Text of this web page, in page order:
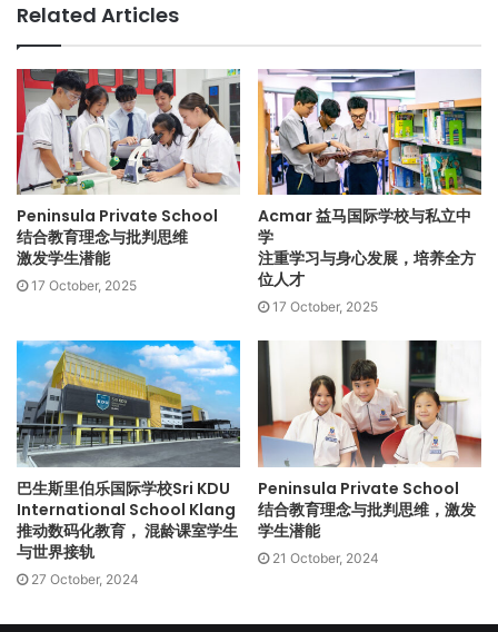
（LTTC）TESOL文凭的她，职业生涯始于教授雅思和商务英
语，后扩展到密集英语课程 （IEP）、学术英语和特定用途英语
（ESP）等领域。如今她把深厚的教学经验延伸到
Kensington，推动学生在剑桥英语 (IGCSE) 考试中考获佳绩。
教育理念——冲向卓越
Kensington采纳备受世界推崇的剑桥国际课程，并以理论结合
实操的创新教育，去培育学生，让学生有强大的适应性，善于
解决问题，也是未来的领导者。
为促进沉浸式学习体验、满足学生多样化的兴趣与需求，
Kensington 设有各类教学设施，包括：
1. 科学实验室：备有尖端设备，让学生倍感自己如“进行实验的
科学家”。
2. 宽敞礼堂和充满活力的艺术室：这里是学生探索、创造和创
新的空间。
3. 音乐馆：音乐馆与舞台，可让学生尽情展示才华、挥洒音乐
热情。
4. 现代化电脑实验室：实验室有着无缝集成技术，可增强学习
Related Articles
Peninsula Private School
结合教育理念与批判思维
激发学生潜能
17 October, 2025
Acmar 益马国际学校与私立中
学
注重学习与身心发展，培养全方
位人才
17 October, 2025
巴生斯里伯乐国际学校Sri KDU
International School Klang
推动数码化教育， 混龄课室学生
与世界接轨
27 October, 2024
Peninsula Private School
结合教育理念与批判思维，激发
学生潜能
21 October, 2024